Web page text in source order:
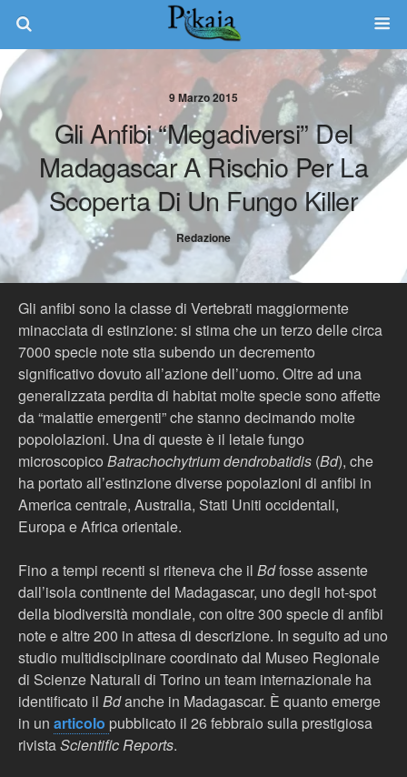
9 Marzo 2015
Gli Anfibi “megadiversi” Del
Madagascar A Rischio Per La
Scoperta Di Un Fungo Killer
Redazione
Gli anfibi sono la classe di Vertebrati maggiormente
minacciata di estinzione: si stima che un terzo delle circa
7000 specie note stia subendo un decremento
significativo dovuto all’azione dell’uomo. Oltre ad una
generalizzata perdita di habitat molte specie sono affette
da “malattie emergenti” che stanno decimando molte
popololazioni. Una di queste è il letale fungo
microscopico Batrachochytrium dendrobatidis (Bd), che
ha portato all’estinzione diverse popolazioni di anfibi in
America centrale, Australia, Stati Uniti occidentali,
Europa e Africa orientale.
Fino a tempi recenti si riteneva che il Bdfosse assente
dall’isola continente del Madagascar, uno degli hot-spot
della biodiversità mondiale, con oltre 300 specie di anfibi
note e altre 200 in attesa di descrizione. In seguito ad uno
studio multidisciplinare coordinato dal Museo Regionale
di Scienze Naturali di Torino un team internazionale ha
identificato il Bdanche in Madagascar. È quanto emerge
in un articolo pubblicato il 26 febbraio sulla prestigiosa
rivistaScientific Reports.